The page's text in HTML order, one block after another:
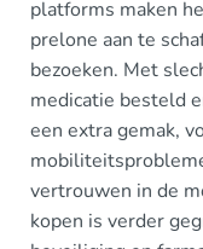
platforms maken
prelone aan te
bezoeken. Met
medicatie besteld
een extra gemak,
vertrouwen in de
kopen is verder